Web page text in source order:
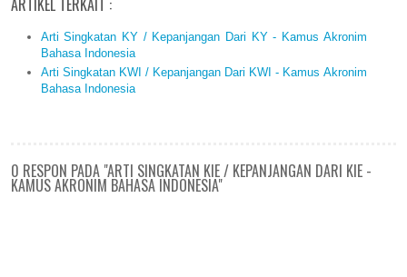
ARTIKEL TERKAIT :
Arti Singkatan KY / Kepanjangan Dari KY - Kamus Akronim
Bahasa Indonesia
Arti Singkatan KWI / Kepanjangan Dari KWI - Kamus Akronim
Bahasa Indonesia
0 RESPON PADA "ARTI SINGKATAN KIE / KEPANJANGAN DARI KIE -
KAMUS AKRONIM BAHASA INDONESIA"